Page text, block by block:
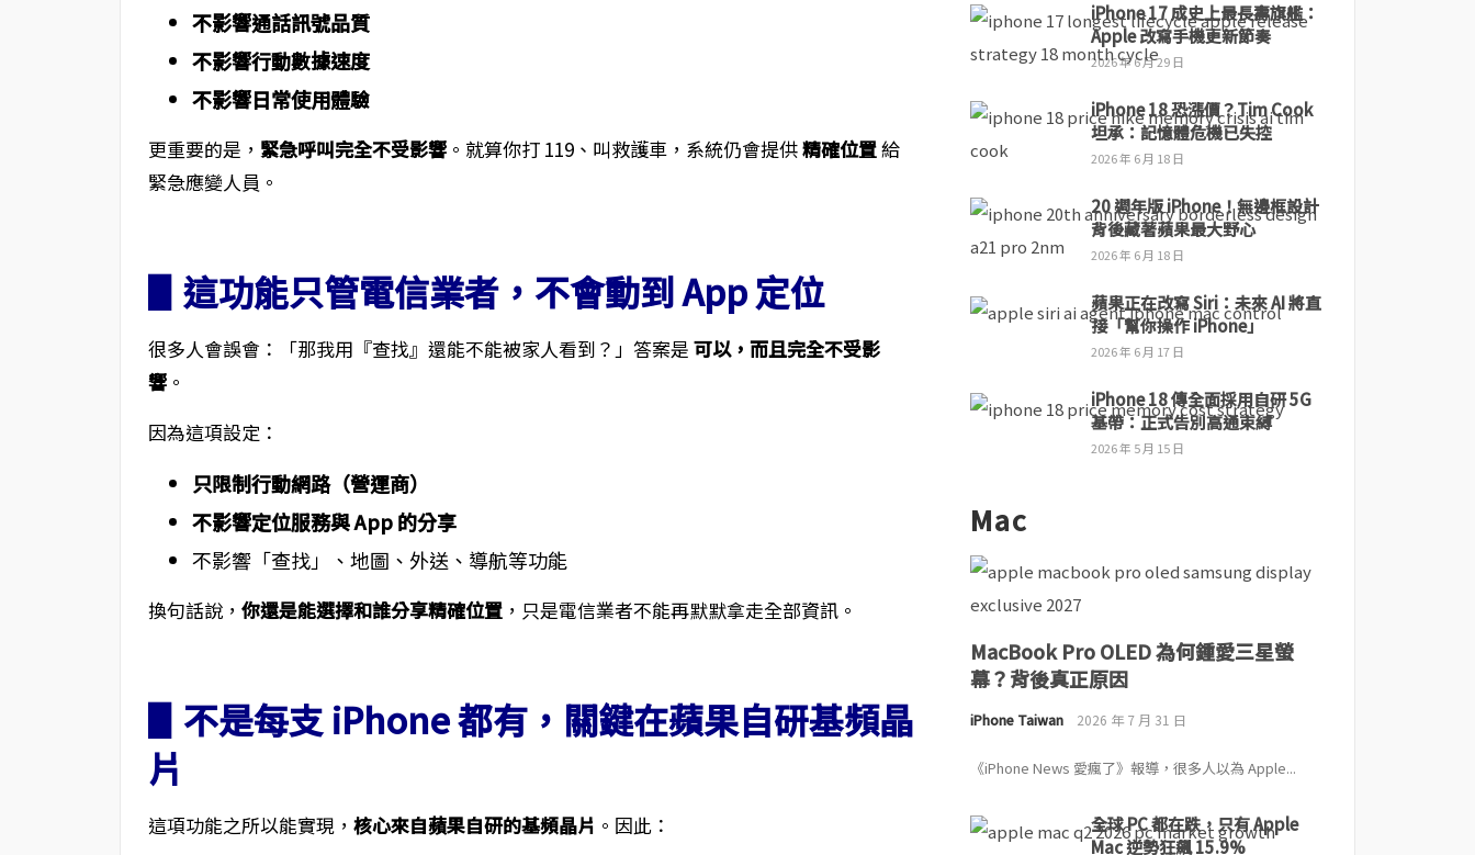
不影響通話訊號品質
不影響行動數據速度
不影響日常使用體驗
更重要的是， 緊急呼叫完全不受影響。就算你打 119、叫救護車，系統仍會提供精確位置給
緊急應變人員。
▋這功能只管電信業者，不會動到 App 定位
很多人會誤會：「那我用『查找』還能不能被家人看到？」答案是 可以，而且完全不受影
響。
因為這項設定：
只限制行動網路（營運商）
不影響定位服務與 App 的分享
不影響「查找」、地圖、外送、導航等功能
換句話說， 你還是能選擇和誰分享精確位置，只是電信業者不能再默默拿走全部資訊。
▋不是每支 iPhone 都有，關鍵在蘋果自研基頻晶
片
這項功能之所以能實現， 核心來自蘋果自研的基頻晶片 。因此：
iPhone 17 成史上最長壽旗艦：
Apple 改寫手機更新節奏
2026 年 6 月 29 日
iPhone 18 恐漲價？Tim Cook
坦承：記憶體危機已失控
2026 年 6 月 18 日
20 週年版 iPhone！無邊框設計
背後藏著蘋果最大野心
2026 年 6 月 18 日
蘋果正在改寫 Siri：未來 AI 將直
接「幫你操作 iPhone」
2026 年 6 月 17 日
iPhone 18 傳全面採用自研 5G
基帶：正式告別高通束縛
2026 年 5 月 15 日
Mac
MacBook Pro OLED 為何鍾愛三星螢
幕？背後真正原因
iPhone Taiwan 2026 年 7 月 31 日
《iPhone News 愛瘋了》報導，很多人以為 Apple...
全球 PC 都在跌，只有 Apple
Mac 逆勢狂飆 15.9%